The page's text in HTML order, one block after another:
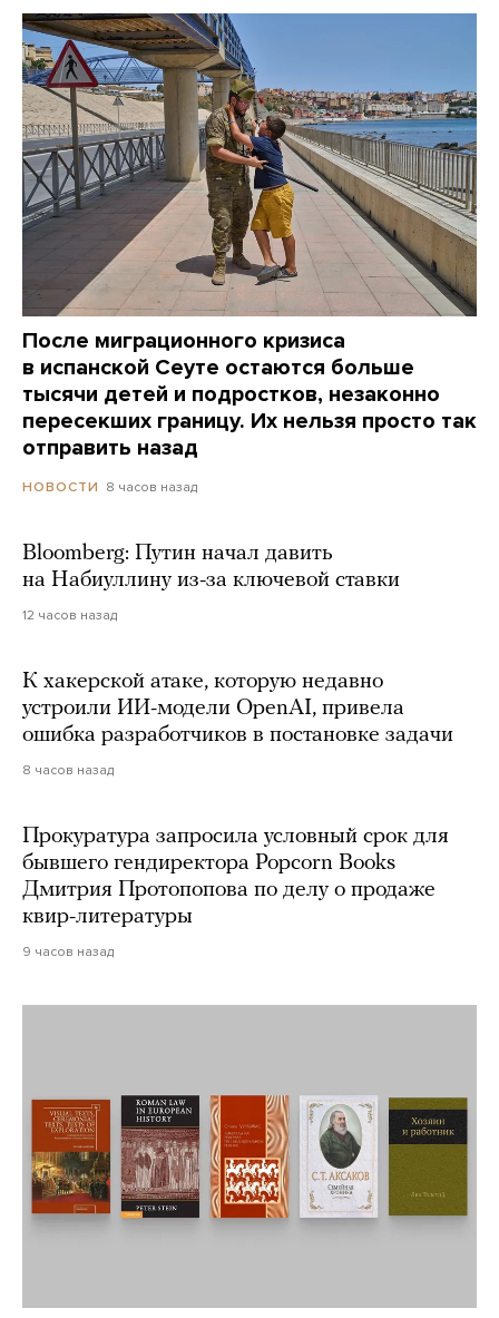
После миграционного кризиса
в испанской Сеуте остаются больше
тысячи детей и подростков, незаконно
пересекших границу. Их нельзя просто так
отправить назад
НОВОСТИ 8 часов назад
Bloomberg: Путин начал давить
на Набиуллину из-за ключевой ставки
12 часов назад
К хакерской атаке, которую недавно
устроили ИИ-модели OpenAI, привела
ошибка разработчиков в постановке задачи
8 часов назад
Прокуратура запросила условный срок для
бывшего гендиректора Popcorn Books
Дмитрия Протопопова по делу о продаже
квир-литературы
9 часов назад